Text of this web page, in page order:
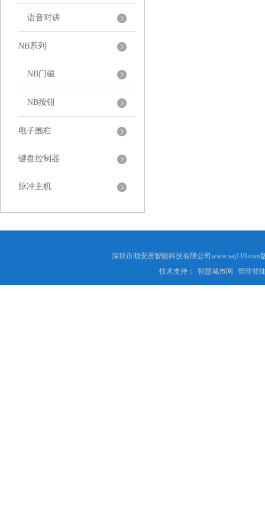
语音对讲
NB系列
NB门磁
NB按钮
电子围栏
键盘控制器
脉冲主机
深圳市顺安居智能科技有限公司
技术支持：
智慧城市网 管理登